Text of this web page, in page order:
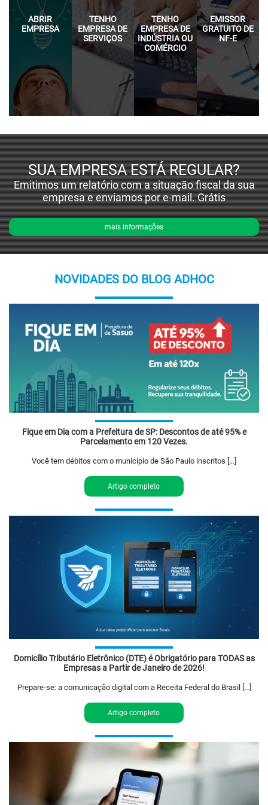
ABRIR
EMPRESA
TENHO
EMPRESA DE
SERVIÇOS
TENHO
EMPRESA DE
INDÚSTRIA OU
COMÉRCIO
EMISSOR
GRATUITO DE
NF-E
SUA EMPRESA ESTÁ REGULAR?
Emitimos um relatório com a situação fiscal da sua
empresa e enviamos por e-mail. Grátis
mais informações
NOVIDADES DO BLOG ADHOC
Fique em Dia com a Prefeitura de SP: Descontos de até 95% e
Parcelamento em 120 Vezes.
Você tem débitos com o município de São Paulo inscritos […]
Artigo completo
Domicílio Tributário Eletrônico (DTE) é Obrigatório para TODAS as
Empresas a Partir de Janeiro de 2026!
Prepare-se: a comunicação digital com a Receita Federal do Brasil […]
Artigo completo